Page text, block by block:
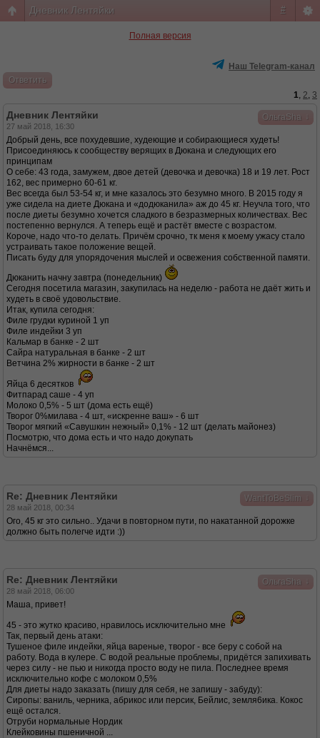
#
Дневник Лентяйки
Полная версия
Наш Telegram-канал
Ответить
1, 2, 3
ОльгаSha
Дневник Лентяйки
27 май 2018, 16:30
Добрый день, все похудевшие, худеющие и собирающиеся худеть!
Присоединяюсь к сообществу верящих в Дюкана и следующих его
принципам
О себе: 43 года, замужем, двое детей (девочка и девочка) 18 и 19 лет. Рост
162, вес примерно 60-61 кг.
Вес всегда был 53-54 кг, и мне казалось это безумно много. В 2015 году я
уже сидела на диете Дюкана и «додюканила» аж до 45 кг. Неучла того, что
после диеты безумно хочется сладкого в безразмерных количествах. Вес
постепенно вернулся. А теперь ещё и растёт вместе с возрастом.
Короче, надо что-то делать. Причём срочно, тк меня к моему ужасу стало
устраивать такое положение вещей.
Писать буду для упорядочения мыслей и освежения собственной памяти.
Дюканить начну завтра (понедельник)
Сегодня посетила магазин, закупилась на неделю - работа не даёт жить и
худеть в своё удовольствие.
Итак, купила сегодня:
Филе грудки куриной 1 уп
Филе индейки 3 уп
Кальмар в банке - 2 шт
Сайра натуральная в банке - 2 шт
Ветчина 2% жирности в банке - 2 шт
Яйца 6 десятков
Фитпарад саше - 4 уп
Молоко 0,5% - 5 шт (дома есть ещё)
Творог 0%милава - 4 шт, «искренне ваш» - 6 шт
Творог мягкий «Савушкин нежный» 0,1% - 12 шт (делать майонез)
Посмотрю, что дома есть и что надо докупать
Начнёмся...
WantToBeSlim
Re: Дневник Лентяйки
28 май 2018, 00:34
Ого, 45 кг это сильно.. Удачи в повторном пути, по накатанной дорожке
должно быть полегче идти :))
ОльгаSha
Re: Дневник Лентяйки
28 май 2018, 06:00
Маша, привет!
45 - это жутко красиво, нравилось исключительно мне
Так, первый день атаки:
Тушеное филе индейки, яйца вареные, творог - все беру с собой на
работу. Вода в кулере. С водой реальные проблемы, придётся запихивать
через силу - не пью и никогда просто воду не пила. Последнее время
исключительно кофе с молоком 0,5%
Для диеты надо заказать (пишу для себя, не запишу - забуду):
Сиропы: ваниль, черника, абрикос или персик, Бейлис, земля6ика. Кокос
ещё остался.
Отруби нормальные Нордик
Клейковины пшеничной ...